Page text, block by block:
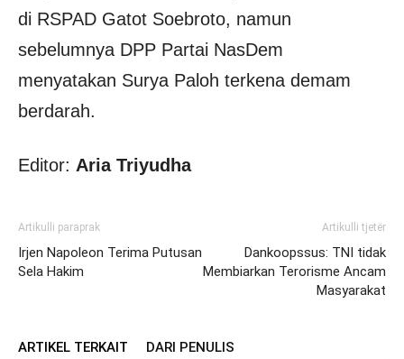
di RSPAD Gatot Soebroto, namun
sebelumnya DPP Partai NasDem
menyatakan Surya Paloh terkena demam
berdarah.
Editor: Aria Triyudha
Artikulli paraprak
Irjen Napoleon Terima Putusan
Sela Hakim
Artikulli tjetër
Dankoopssus: TNI tidak
Membiarkan Terorisme Ancam
Masyarakat
ARTIKEL TERKAIT DARI PENULIS